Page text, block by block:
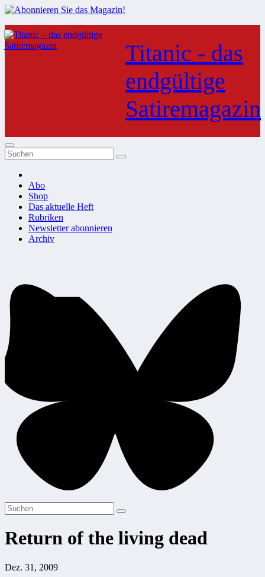
Zum
Inhalt
springen
Titanic - das
endgültige
Satiremagazin
Abo
Shop
Das aktuelle Heft
Rubriken
Newsletter abonnieren
Archiv
Return of the living dead
Dez. 31, 2009